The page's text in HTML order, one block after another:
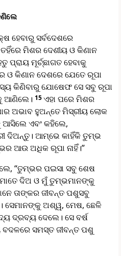
ହେବାରୁ ସର୍ବଦେଶରେ
ମିଶର ଦେଶୀୟ ଓ କିଣାନ
ପ୍ରାୟ ମୂର୍ଚ୍ଛାଗତ ହେବାକୁ
କିଣାନ ଦେଶରେ ଯେତେ ରୂପା
କିଣିବାରୁ ଯୋଷେଫ ସେ ସବୁ ରୂପା
ଆଣିଲେ। 15ଏହା ପରେ ମିଶର
ଅଭାବ ହୁଅନ୍ତେ ମିସ୍ରୀୟ ଲୋକ
ଏବଂ କହିଲେ,
ଦିଅନ୍ତୁ। ଆମ୍ଭେ କାହିଁକି ତୁମ୍ଭ
ଆଉ ଅଧିକ ରୂପା ନାହିଁ।”
“ତୁମ୍ଭର ପଇସା ସବୁ ଶେଷ
ଦିଅ ଓ ମୁଁ ତୁମ୍ଭମାନଙ୍କୁ
ତାଙ୍କର ଜୀବନ୍ତ ପଶୁସବୁ
ଅଶ୍ୱ, ମେଷ, ଛେଳି
ଦ୍ରବ୍ୟ ଦେଲେ। ସେ ବର୍ଷ
ସମସ୍ତ ଜୀବନ୍ତ ପଶୁ